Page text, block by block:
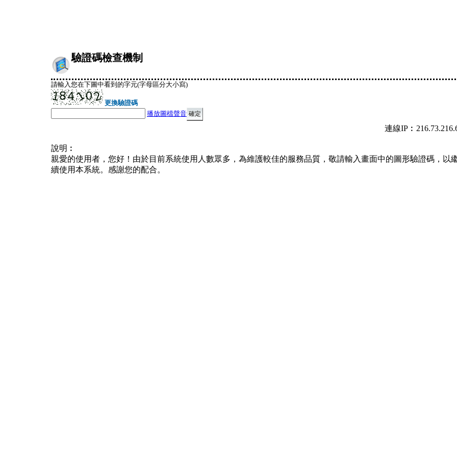
驗證碼檢查機制
請輸入您在下圖中看到的字元(字母區分大小寫)
更換驗證碼
播放圖檔聲音
連線
說明︰
親愛的使用者，您好！由於目前系統使用人數眾多，為維護較佳的服務品質，敬請輸入畫面中的圖形驗證碼，以
續使用本系統。感謝您的配合。